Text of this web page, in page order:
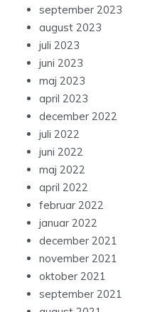
september 2023
august 2023
juli 2023
juni 2023
maj 2023
april 2023
december 2022
juli 2022
juni 2022
maj 2022
april 2022
februar 2022
januar 2022
december 2021
november 2021
oktober 2021
september 2021